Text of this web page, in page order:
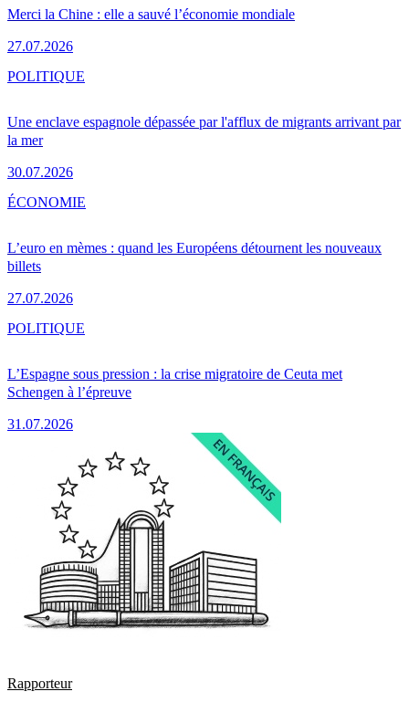
Merci la Chine : elle a sauvé l’économie mondiale
27.07.2026
Une enclave espagnole dépassée par l'afflux de migrants arrivant par
la mer
30.07.2026
POLITIQUE
L’euro en mèmes : quand les Européens détournent les nouveaux
billets
27.07.2026
ÉCONOMIE
L’Espagne sous pression : la crise migratoire de Ceuta met
Schengen à l’épreuve
31.07.2026
POLITIQUE
Rapporteur